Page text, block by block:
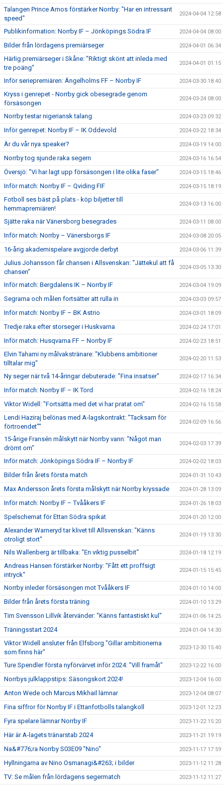
Talangen Prince Amos förstärker Norrby: "Har en intressant
speed"
2024-04-04 12:58
Publikinformation: Norrby IF – Jönköpings Södra IF 2024-04-04 08:00
Bilder från lördagens premiärseger 2024-04-01 06:34
Härlig premiärseger i Skåne: "Riktigt skönt att inleda med
tre poäng"
2024-04-01 01:15
Inför seriepremiären: Ängelholms FF – Norrby IF 2024-03-30 18:40
Kryss i genrepet - Norrby gick obesegrade genom
försäsongen
2024-03-24 08:00
Norrby testar nigeriansk talang 2024-03-23 09:32
Inför genrepet: Norrby IF – IK Oddevold 2024-03-22 18:34
Är du vår nya speaker? 2024-03-19 14:00
Norrby tog sjunde raka segern 2024-03-16 16:54
Översjö: "Vi har lagt upp försäsongen i lite olika faser" 2024-03-15 18:46
Inför match: Norrby IF – Qviding FIF 2024-03-15 18:19
Fotboll ses bäst på plats - köp biljetter till
hemmapremiären!
2024-03-13 16:00
Sjätte raka när Vänersborg besegrades 2024-03-11 08:00
Inför match: Norrby – Vänersborgs IF 2024-03-08 20:05
16-årig akademispelare avgjorde derbyt 2024-03-06 11:39
Julius Johansson får chansen i Allsvenskan: "Jättekul att få
chansen"
2024-03-05 13:30
Inför match: Bergdalens IK – Norrby IF 2024-03-04 19:09
Segrarna och målen fortsätter att rulla in 2024-03-03 09:57
Inför match: Norrby IF – BK Astrio 2024-03-01 18:09
Tredje raka efter storseger i Huskvarna 2024-02-24 17:01
Inför match: Husqvarna FF – Norrby IF 2024-02-23 18:51
Elvin Tahami ny målvakstränare: "Klubbens ambitioner
tilltalar mig"
2024-02-20 11:53
Ny seger när två 14-åringar debuterade: "Fina insatser" 2024-02-17 16:34
Inför match: Norrby IF – IK Tord 2024-02-16 18:24
Viktor Widell: "Fortsätta med det vi har pratat om" 2024-02-16 15:58
Lendi Haziraj belönas med A-lagskontrakt: "Tacksam för
förtroendet""
2024-02-09 16:56
15-årige Fransén målskytt när Norrby vann: "Något man
drömt om"
2024-02-03 17:39
Inför match: Jönköpings Södra IF – Norrby IF 2024-02-02 18:03
Bilder från årets första match 2024-01-31 10:43
Max Andersson årets första målskytt när Norrby kryssade 2024-01-28 13:09
Inför match: Norrby IF – Tvååkers IF 2024-01-26 18:03
Spelschemat för Ettan Södra spikat 2024-01-20 12:00
Alexander Warneryd tar klivet till Allsvenskan: "Känns
otroligt stort"
2024-01-19 13:30
Nils Wallenberg är tillbaka: "En viktig pusselbit" 2024-01-18 12:19
Andreas Hansen förstärker Norrby: "Fått ett proffsigt
intryck"
2024-01-15 15:45
Norrby inleder försäsongen mot Tvååkers IF 2024-01-10 14:00
Bilder från årets första träning 2024-01-10 13:29
Tim Svensson Lillvik återvänder: "Känns fantastiskt kul" 2024-01-06 14:25
Träningsstart 2024 2024-01-04 14:30
Viktor Widell ansluter från Elfsborg "Gillar ambitionerna
som finns här"
2023-12-30 15:40
Ture Spendler första nyförvärvet inför 2024: "Vill framåt" 2023-12-22 16:00
Norrbys julklappstips: Säsongskort 2024! 2023-12-04 16:00
Anton Wede och Marcus Mikhail lämnar 2023-12-04 08:07
Fina siffror för Norrby IF i Ettanfotbolls talangkoll 2023-12-01 12:23
Fyra spelare lämnar Norrby IF 2023-11-22 15:20
Här är A-lagets tränarstab 2024 2023-11-21 19:19
Na&#776;ra Norrby S03E09 "Nino" 2023-11-17 17:59
Hyllningarna av Nino Osmanagi&#263; i bilder 2023-11-12 11:28
TV: Se målen från lördagens segermatch 2023-11-12 11:27